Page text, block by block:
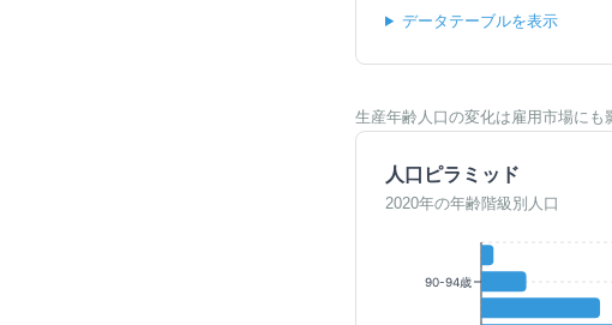
データテーブルを表示
生産年齢人口の変化は雇用市場に
人口ピラミッド
2020年の年齢階級別人口
90-94歳